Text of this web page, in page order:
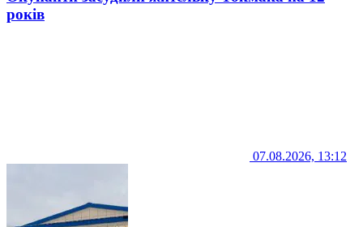
років
07.08.2026, 13:12